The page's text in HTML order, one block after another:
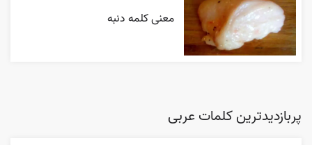
معنی کلمه دنبه
پربازدیدترین کلمات عربی